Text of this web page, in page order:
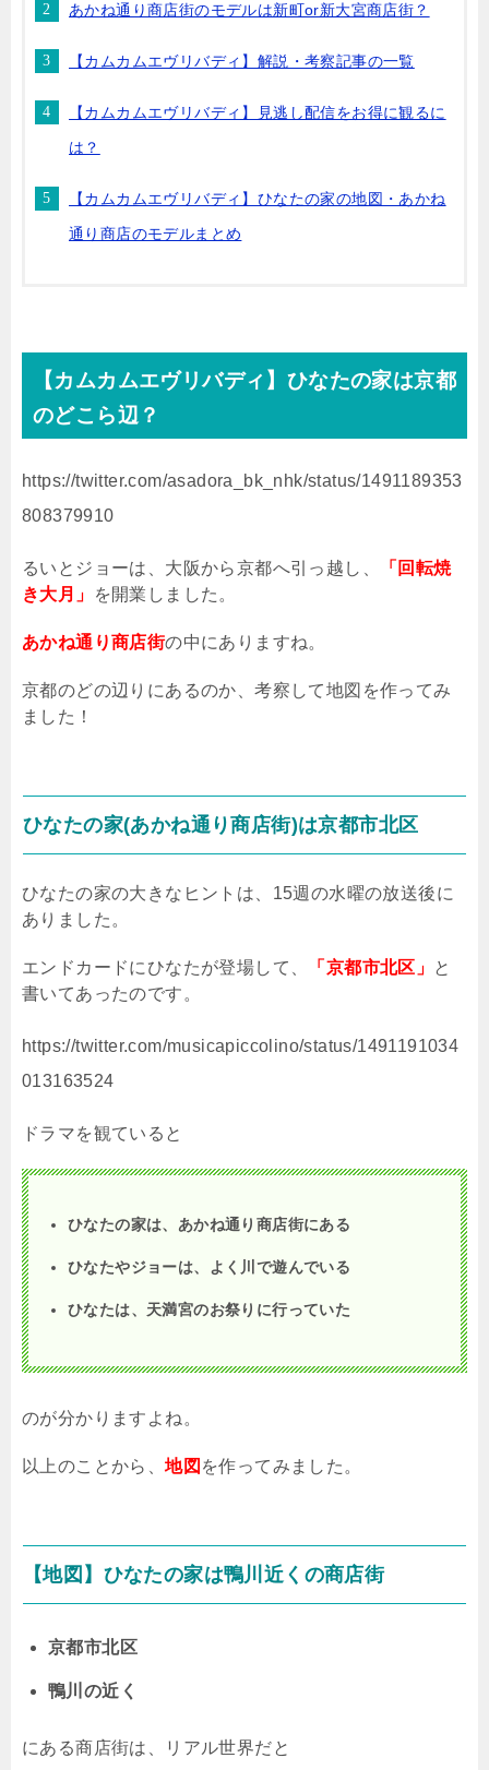
あかね通り商店街のモデルは新町or新大宮商店街？
【カムカムエヴリバディ】解説・考察記事の一覧
【カムカムエヴリバディ】見逃し配信をお得に観るに
は？
【カムカムエヴリバディ】ひなたの家の地図・あかね
通り商店のモデルまとめ
【カムカムエヴリバディ】ひなたの家は京都
のどこら辺？
https://twitter.com/asadora_bk_nhk/status/1491189353
808379910
るいとジョーは、大阪から京都へ引っ越し、
「回転焼
き大月」
を開業しました。
あかね通り商店街の中にありますね。
京都のどの辺りにあるのか、考察して地図を作ってみ
ました！
ひなたの家(あかね通り商店街)は京都市北区
ひなたの家の大きなヒントは、 15週の水曜の放送後に
ありました。
エンドカードにひなたが登場して、 「京都市北区」 と
書いてあったのです。
https://twitter.com/musicapiccolino/status/1491191034
013163524
ドラマを観ていると
ひなたの家は、あかね通り商店街にある
ひなたやジョーは、よく川で遊んでいる
ひなたは、天満宮のお祭りに行っていた
のが分かりますよね。
以上のことから、地図 を作ってみました。
【地図】ひなたの家は鴨川近くの商店街
京都市北区
鴨川の近く
にある商店街は、リアル世界だと